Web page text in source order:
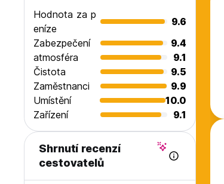
Hodnota za p
eníze
9.6
Zabezpečení
9.4
atmosféra
9.1
Čistota
9.5
Zaměstnanci
9.9
Umístění
10.0
Zařízení
9.1
Shrnutí recenzí
cestovatelů